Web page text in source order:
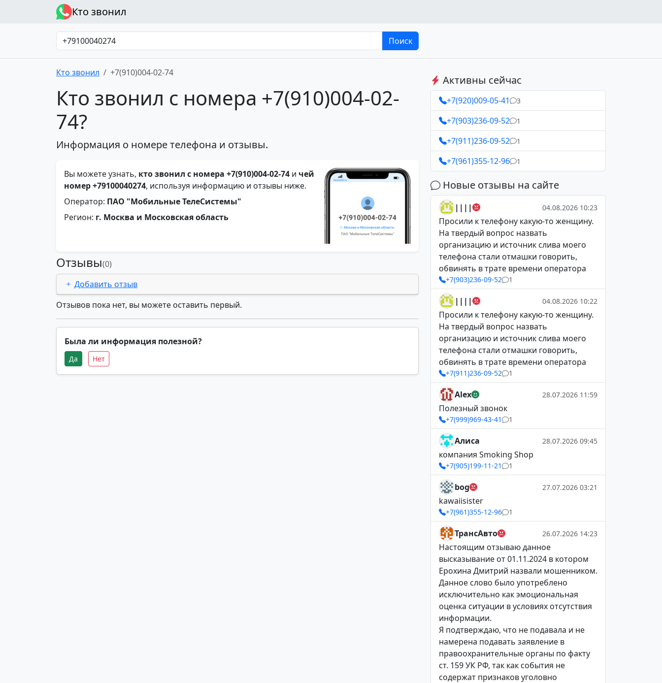
Кто звонил
Поиск
Кто звонил +7(910)004-02-74
Кто звонил с номера +7(910)004-02-
74?
Информация о номере телефона и отзывы.
Вы можете узнать, кто звонил с номера +7(910)004-02-74 и чей
номер +79100040274, используя информацию и отзывы ниже.
Оператор: ПАО "Мобильные ТелеСистемы"
Регион: г. Москва и Московская область
Отзывы(0)
Добавить отзыв
Отзывов пока нет, вы можете оставить первый.
Была ли информация полезной?
Да Нет
Активны сейчас
+7(920)009-05-41 3
+7(903)236-09-52 1
+7(911)236-09-52 1
+7(961)355-12-96 1
Новые отзывы на сайте
|||| 04.08.2026 10:23
Просили к телефону какую-то женщину.
На твердый вопрос назвать
организацию и источник слива моего
телефона стали отмашки говорить,
обвинять в трате времени оператора
+7(903)236-09-52 1
|||| 04.08.2026 10:22
Просили к телефону какую-то женщину.
На твердый вопрос назвать
организацию и источник слива моего
телефона стали отмашки говорить,
обвинять в трате времени оператора
+7(911)236-09-52 1
Alex 28.07.2026 11:59
Полезный звонок
+7(999)969-43-41 1
Алиса 28.07.2026 09:45
компания Smoking Shop
+7(905)199-11-21 1
bog 27.07.2026 03:21
kawaiisister
+7(961)355-12-96 1
ТрансАвто 26.07.2026 14:23
Настоящим отзываю данное
высказывание от 01.11.2024 в котором
Ерохина Дмитрий назвали мошенником.
Данное слово было употреблено
исключительно как эмоциональная
оценка ситуации в условиях отсутствия
информации.
Я подтверждаю, что не подавала и не
намерена подавать заявление в
правоохранительные органы по факту
ст. 159 УК РФ, так как события не
содержат признаков уголовно